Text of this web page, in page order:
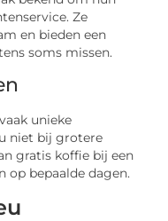
Ze
en bieden een
soms missen.
unieke
niet bij grotere
gratis koffie bij een
bepaalde dagen.